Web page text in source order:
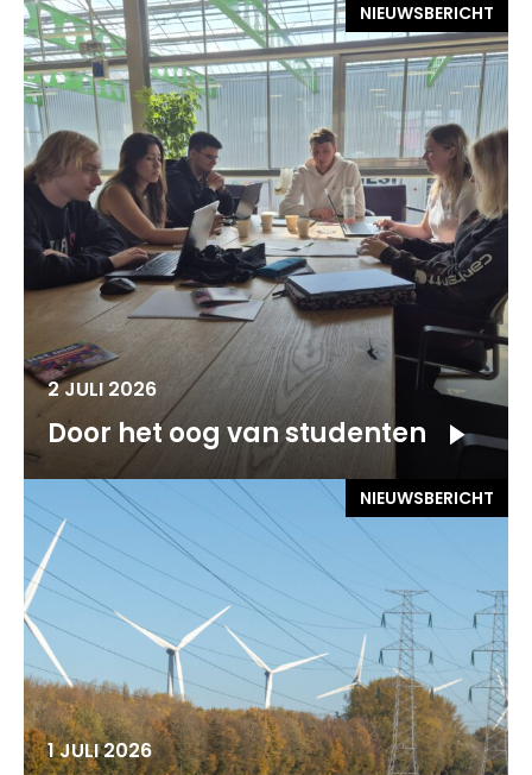
NIEUWSBERICHT
2 JULI 2026
Door het oog van studenten
NIEUWSBERICHT
1 JULI 2026